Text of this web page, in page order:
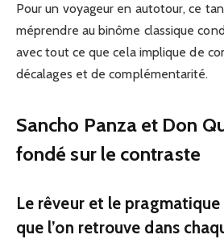
Pour un voyageur en autotour, ce
méprendre au binôme classique
avec tout ce que cela implique de
décalages et de complémentarité.
Sancho Panza et Don
fondé sur le contraste
Le rêveur et le
que l’on retrouve dans